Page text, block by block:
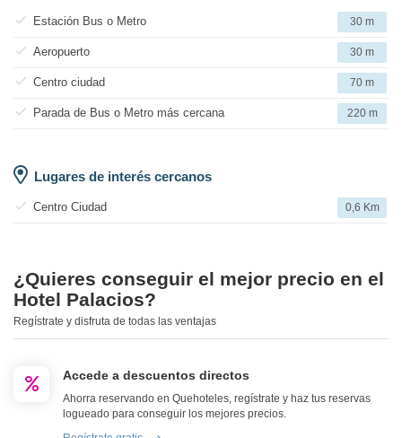
Estación Bus o Metro 30 m
Aeropuerto 30 m
Centro ciudad 70 m
Parada de Bus o Metro más cercana 220 m
Lugares de interés cercanos
Centro Ciudad 0,6 Km
¿Quieres conseguir el mejor precio en el
Hotel Palacios?
Regístrate y disfruta de todas las ventajas
Accede a descuentos directos
Ahorra reservando en Quehoteles, regístrate y haz tus reservas
logueado para conseguir los mejores precios.